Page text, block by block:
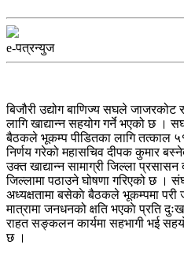
e-पत्रन्युज
बिजौरी उद्योग बाणिज्य सघले
लागि खाद्यान्न सहयोग गर्ने भएको छ
बैठकले भूकम्प पीडितका लागि तत्काल ५१
निर्णय गरेको महासचिव दीपक कुमार
उक्त खाद्यान्न सामाग्री जिल्ला
जिल्लामा पठाउने घोषणा गरिएको छ ।
अध्यक्षतामा बसेकाे बैठकले भूकम्पमा
मात्रामा जनधनको क्षति भएकाे प्रति
राहत सङ्कलन कार्यमा सहभागी भई
छ ।